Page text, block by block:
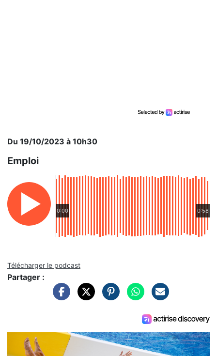
Du 19/10/2023 à 10h30
Emploi
0:00 0:58
Télécharger le podcast
Partager :